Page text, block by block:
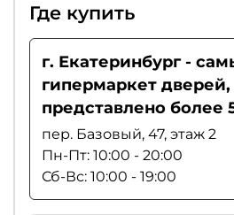
Где купить
г. Екатеринбург -
гипермаркет дверей,
представлено более
пер. Базовый, 47, этаж 2
Пн-Пт: 10:00 - 20:00
Сб-Вс: 10:00 - 19:00